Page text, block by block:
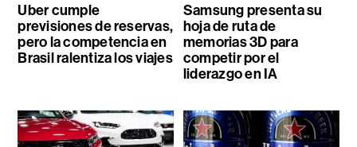
Uber cumple
previsiones de reservas,
pero la competencia en
Brasil ralentiza los viajes
Samsung presenta su
hoja de ruta de
memorias 3D para
competir por el
liderazgo en IA